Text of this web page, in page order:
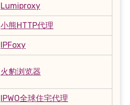
Lumiproxy
小熊HTTP代理
IPFoxy
火豹浏览器
IPWO全球住宅代理